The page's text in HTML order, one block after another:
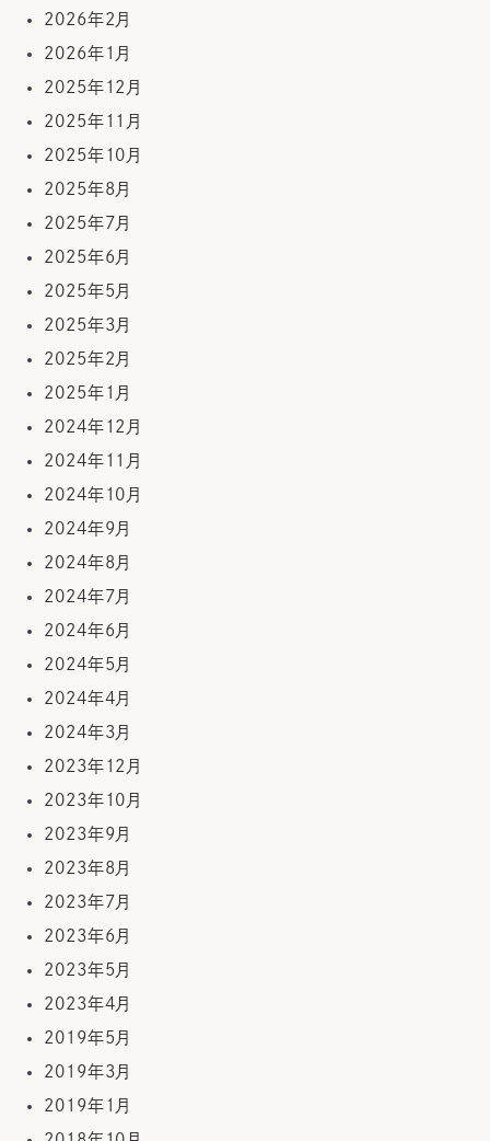
2026年2月
2026年1月
2025年12月
2025年11月
2025年10月
2025年8月
2025年7月
2025年6月
2025年5月
2025年3月
2025年2月
2025年1月
2024年12月
2024年11月
2024年10月
2024年9月
2024年8月
2024年7月
2024年6月
2024年5月
2024年4月
2024年3月
2023年12月
2023年10月
2023年9月
2023年8月
2023年7月
2023年6月
2023年5月
2023年4月
2019年5月
2019年3月
2019年1月